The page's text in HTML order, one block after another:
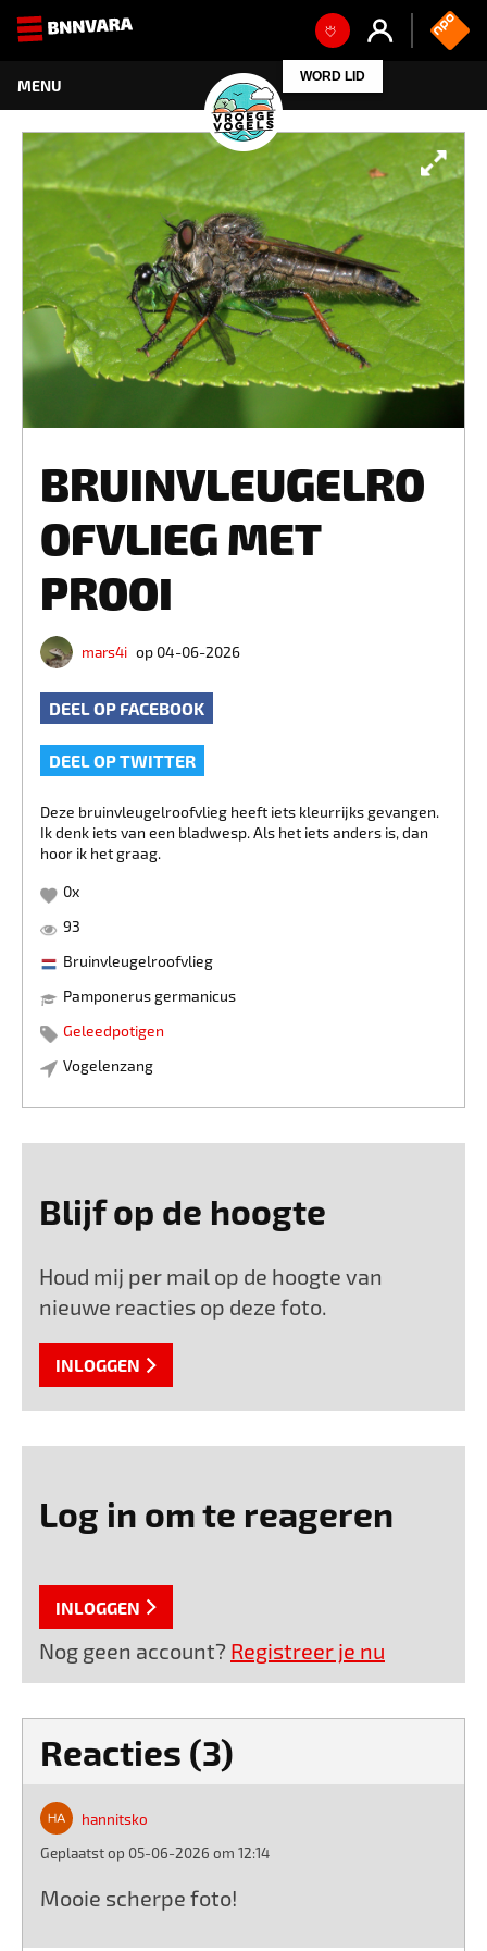
WORD LID
BRUINVLEUGELRO
OFVLIEG MET
PROOI
mars4i op 04-06-2026
DEEL OP FACEBOOK
DEEL OP TWITTER
Deze bruinvleugelroofvlieg heeft iets kleurrijks gevangen.
Ik denk iets van een bladwesp. Als het iets anders is, dan
hoor ik het graag.
0x
93
Bruinvleugelroofvlieg
Pamponerus germanicus
Geleedpotigen
Vogelenzang
Blijf op de hoogte
Houd mij per mail op de hoogte van
nieuwe reacties op deze foto.
INLOGGEN
Log in om te reageren
INLOGGEN
Nog geen account? Registreer je nu
Reacties (3)
hannitsko
Geplaatst op 05-06-2026 om 12:14
Mooie scherpe foto!